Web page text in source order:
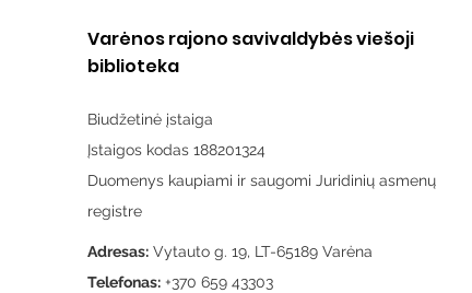
Varėnos rajono savivaldybės viešoji
biblioteka
Biudžetinė įstaiga
Įstaigos kodas 188201324
Duomenys kaupiami ir saugomi Juridinių asmenų
registre
Adresas: Vytauto g. 19, LT-65189 Varėna
Telefonas: +370 659 43303